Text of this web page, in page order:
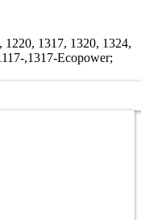
1220, 1317, 1320, 1324,
,1317-Ecopower;